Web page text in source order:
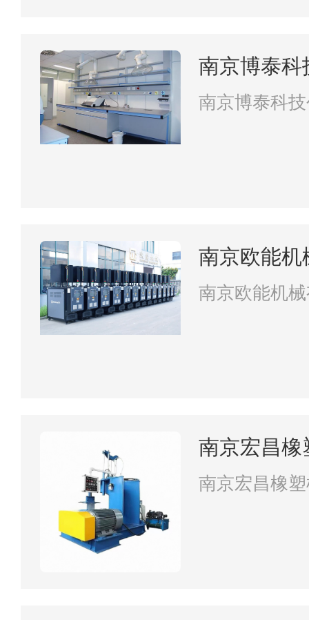
南京博泰科
司
南京博泰科
南京欧能机
南京欧能机
南京宏昌橡
南京宏昌橡